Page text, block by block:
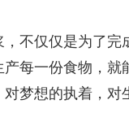
不仅仅是为了完
每一份食物，
梦想的执着，对